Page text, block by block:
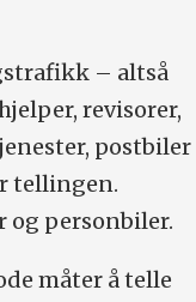
– altså
revisorer,
postbiler
tellingen.
og personbiler.
måter å telle